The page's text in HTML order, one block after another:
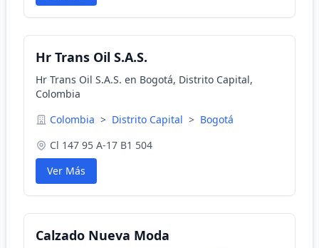
Hr Trans Oil S.A.S.
Hr Trans Oil S.A.S. en Bogotá, Distrito Capital,
Colombia
Colombia > Distrito Capital > Bogotá
Cl 147 95 A-17 B1 504
Ver Más
Calzado Nueva Moda